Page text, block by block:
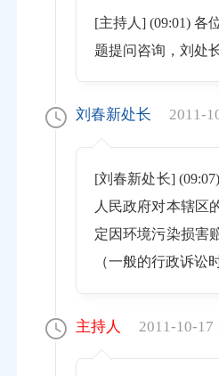
[主持人] (09:01) 各
题提问咨询，刘处
刘春新处长 2011-
[刘春新处长]
人民政府对本辖区
定因环境污染损害
（一般的行政诉讼
主持人 2011-10-17